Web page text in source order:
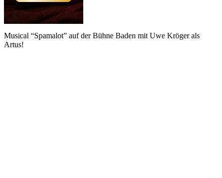
Musical “Spamalot” auf der Bühne Baden mit Uwe Kröger als
Artus!